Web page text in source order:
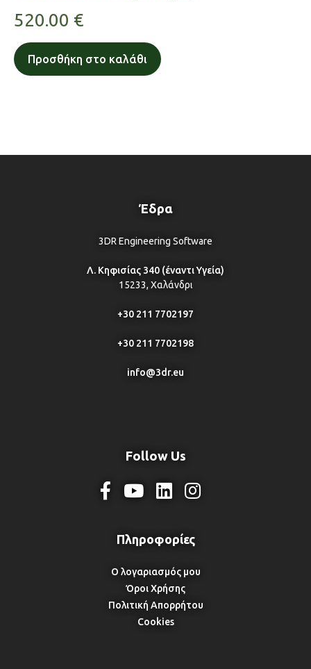
520.00 €
Προσθήκη στο καλάθι
Έδρα
3DR Engineering Software
Λ. Κηφισίας 340 (έναντι Υγεία)
15233, Χαλάνδρι
+30 211 7702197
+30 211 7702198
info@3dr.eu
Follow Us
Ο λογαριασμός μου
Όροι Χρήσης
Πολιτική Απορρήτου
Cookies